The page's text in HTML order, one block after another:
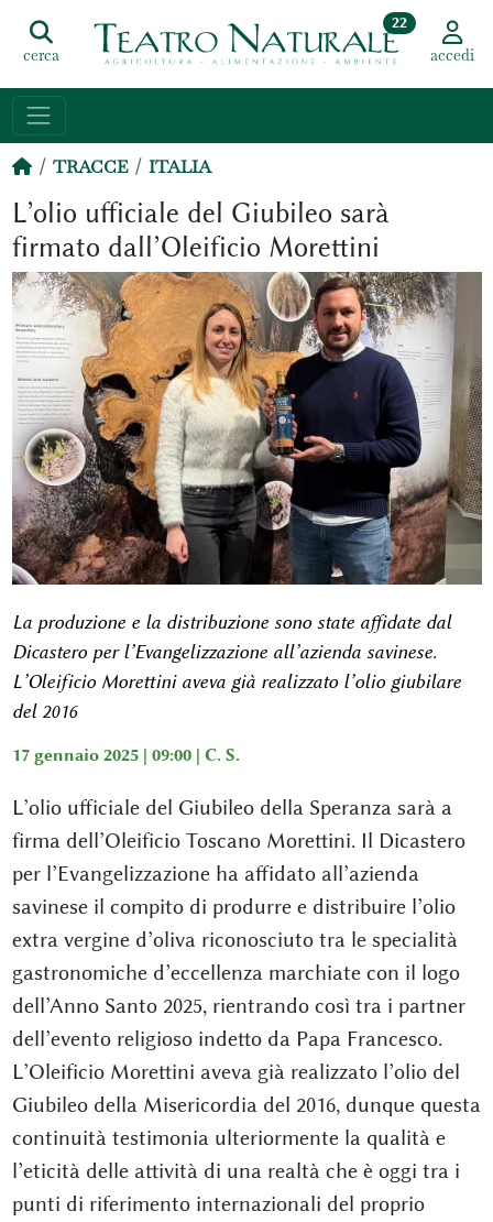
cerca
22
accedi
TRACCE ITALIA
L’olio ufficiale del Giubileo sarà
firmato dall’Oleificio Morettini
La produzione e la distribuzione sono state affidate dal
Dicastero per l’Evangelizzazione all’azienda savinese.
L’Oleificio Morettini aveva già realizzato l’olio giubilare
del 2016
17 gennaio 2025 | 09:00 | C. S.
L’olio ufficiale del Giubileo della Speranza sarà a
firma dell’Oleificio Toscano Morettini. Il Dicastero
per l’Evangelizzazione ha affidato all’azienda
savinese il compito di produrre e distribuire l’olio
extra vergine d’oliva riconosciuto tra le specialità
gastronomiche d’eccellenza marchiate con il logo
dell’Anno Santo 2025, rientrando così tra i partner
dell’evento religioso indetto da Papa Francesco.
L’Oleificio Morettini aveva già realizzato l’olio del
Giubileo della Misericordia del 2016, dunque questa
continuità testimonia ulteriormente la qualità e
l’eticità delle attività di una realtà che è oggi tra i
punti di riferimento internazionali del proprio